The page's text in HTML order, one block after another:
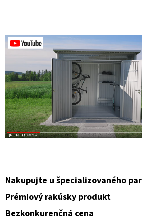
Nakupujte u špecializovaného
Prémiový rakúsky produkt
Bezkonkurenčná cena